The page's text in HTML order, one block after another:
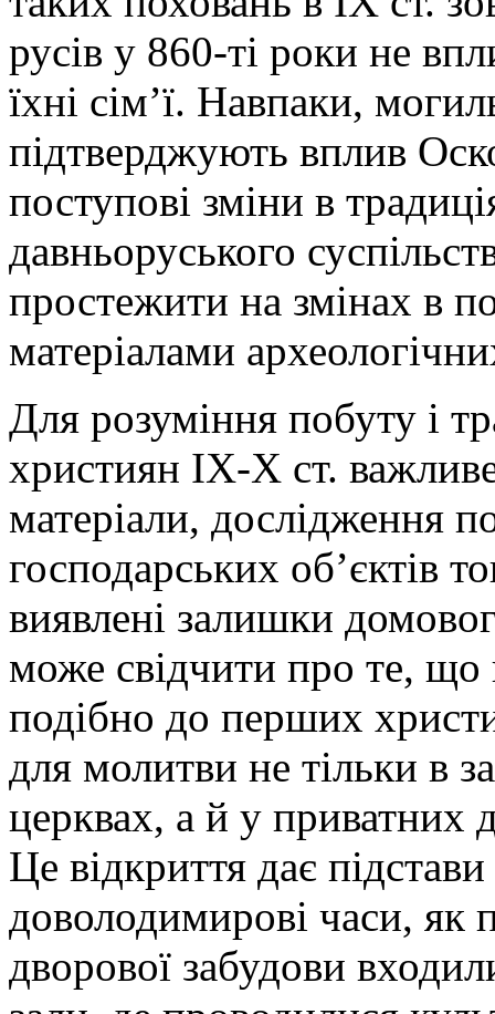
русів у 860-ті роки не
їхні сім’ї. Навпаки,
підтверджують вплив
поступові зміни в
давньоруського
простежити на змінах в
матеріалами
Для розуміння побуту і
християн ІХ-Х ст.
матеріали, дослідження
господарських об’єктів
виявлені залишки
може свідчити про те, що
подібно до перших
для молитви не тільки в
церквах, а й у приватних
Це відкриття дає
доволодимирові часи,
дворової забудови